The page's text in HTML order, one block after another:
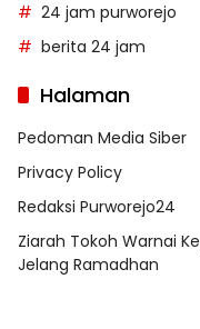
24 jam purworejo
berita 24 jam
Halaman
Pedoman Media Siber
Privacy Policy
Redaksi Purworejo24
Ziarah Tokoh Warnai
Jelang Ramadhan